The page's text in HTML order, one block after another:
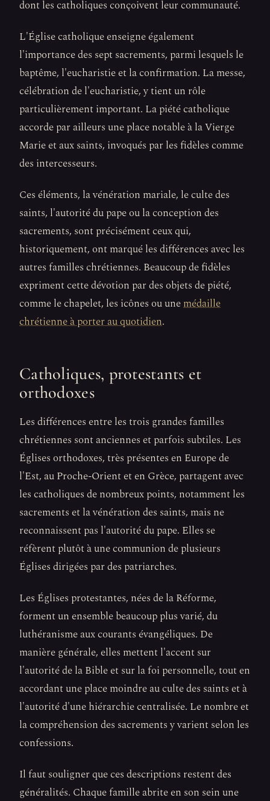
dont les catholiques conçoivent leur communauté.
L'Église catholique enseigne également
l'importance des sept sacrements, parmi lesquels le
baptême, l'eucharistie et la confirmation. La messe,
célébration de l'eucharistie, y tient un rôle
particulièrement important. La piété catholique
accorde par ailleurs une place notable à la Vierge
Marie et aux saints, invoqués par les fidèles comme
des intercesseurs.
Ces éléments, la vénération mariale, le culte des
saints, l'autorité du pape ou la conception des
sacrements, sont précisément ceux qui,
historiquement, ont marqué les différences avec les
autres familles chrétiennes. Beaucoup de fidèles
expriment cette dévotion par des objets de piété,
comme le chapelet, les icônes ou unemédaille
chrétienne à porter au quotidien.
Catholiques, protestants et
orthodoxes
Les différences entre les trois grandes familles
chrétiennes sont anciennes et parfois subtiles. Les
Églises orthodoxes, très présentes en Europe de
l'Est, au Proche-Orient et en Grèce, partagent avec
les catholiques de nombreux points, notamment les
sacrements et la vénération des saints, mais ne
reconnaissent pas l'autorité du pape. Elles se
réfèrent plutôt à une communion de plusieurs
Églises dirigées par des patriarches.
Les Églises protestantes, nées de la Réforme,
forment un ensemble beaucoup plus varié, du
luthéranisme aux courants évangéliques. De
manière générale, elles mettent l'accent sur
l'autorité de la Bible et sur la foi personnelle, tout en
accordant une place moindre au culte des saints et à
l'autorité d'une hiérarchie centralisée. Le nombre et
la compréhension des sacrements y varient selon les
confessions.
Il faut souligner que ces descriptions restent des
généralités. Chaque famille abrite en son sein une